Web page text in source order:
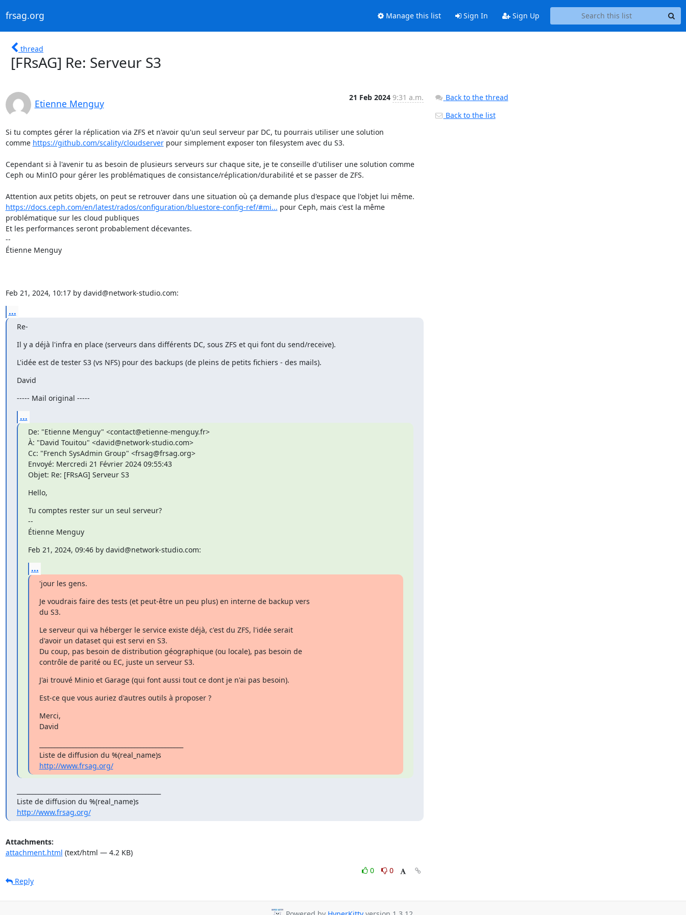
frsag.org Manage this list Sign In Sign Up
thread
[FRsAG] Re: Serveur S3
Etienne Menguy
21 Feb 2024 9:31 a.m.
Si tu comptes gérer la réplication via ZFS et n'avoir qu'un seul serveur par DC, tu pourrais utiliser une solution
comme https://github.com/scality/cloudserver pour simplement exposer ton filesystem avec du S3.
Cependant si à l'avenir tu as besoin de plusieurs serveurs sur chaque site, je te conseille d'utiliser une solution comme
Ceph ou MinIO pour gérer les problématiques de consistance/réplication/durabilité et se passer de ZFS.
https://docs.ceph.com/en/latest/rados/configuration/bluestore-config-ref/#mi... pour Ceph, mais c'est la même
problématique sur les cloud publiques
Et les performances seront probablement décevantes.
--
Étienne Menguy
Feb 21, 2024, 10:17 by david@network-studio.com:
...
Re-
Il y a déjà l'infra en place (serveurs dans différents DC, sous ZFS et qui font du send/receive).
L'idée est de tester S3 (vs NFS) pour des backups (de pleins de petits fichiers - des mails).
David
----- Mail original -----
...
De: "Etienne Menguy" <contact@etienne-menguy.fr>
À: "David Touitou" <david@network-studio.com>
Cc: "French SysAdmin Group" <frsag@frsag.org>
Envoyé: Mercredi 21 Février 2024 09:55:43
Objet: Re: [FRsAG] Serveur S3
Hello,
Tu comptes rester sur un seul serveur?
--
Étienne Menguy
Feb 21, 2024, 09:46 by david@network-studio.com:
...
'jour les gens.
Je voudrais faire des tests (et peut-être un peu plus) en interne de backup vers
du S3.
Le serveur qui va héberger le service existe déjà, c'est du ZFS, l'idée serait
d'avoir un dataset qui est servi en S3.
Du coup, pas besoin de distribution géographique (ou locale), pas besoin de
contrôle de parité ou EC, juste un serveur S3.
J'ai trouvé Minio et Garage (qui font aussi tout ce dont je n'ai pas besoin).
Est-ce que vous auriez d'autres outils à proposer ?
Merci,
David
http://www.frsag.org/
http://www.frsag.org/
Attachments:
attachment.html (text/html — 4.2 KB)
0
0
Reply
Back to the thread
Back to the list